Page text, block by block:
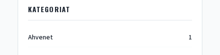
KATEGORIAT
Ahvenet 1